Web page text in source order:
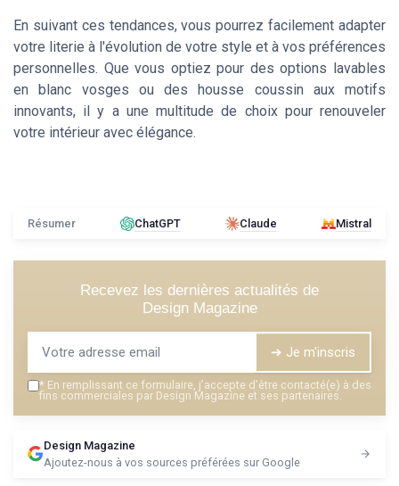
En suivant ces tendances, vous pourrez facilement adapter
votre literie à l'évolution de votre style et à vos préférences
personnelles. Que vous optiez pour des options lavables
en blanc vosges ou des housse coussin aux motifs
innovants, il y a une multitude de choix pour renouveler
votre intérieur avec élégance.
Résumer ChatGPT Claude Mistral
Recevez les dernières actualités de
Design Magazine
➔ Je m'inscris
* En remplissant ce formulaire, j’accepte d’être contacté(e) à des
fins commerciales par Design Magazine et ses partenaires.
Design Magazine
Ajoutez-nous à vos sources préférées sur Google